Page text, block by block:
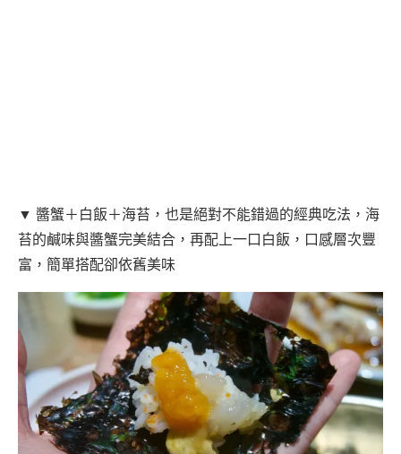
▼ 醬蟹＋白飯＋海苔，也是絕對不能錯過的經典吃法，海
苔的鹹味與醬蟹完美結合，再配上一口白飯，口感層次豐
富，簡單搭配卻依舊美味